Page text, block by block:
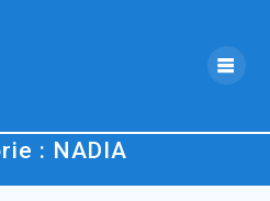
: NADIA